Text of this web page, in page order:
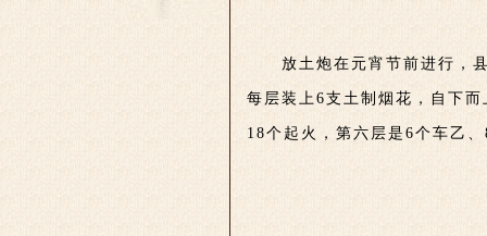
放土炮在元宵节前进行，
每层装上6支土制烟花，自下
18个起火，第六层是6个车乙